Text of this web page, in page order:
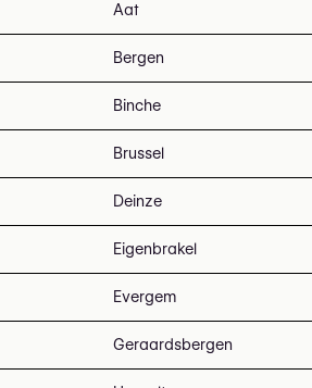
Aat
Bergen
Binche
Brussel
Deinze
Eigenbrakel
Evergem
Geraardsbergen